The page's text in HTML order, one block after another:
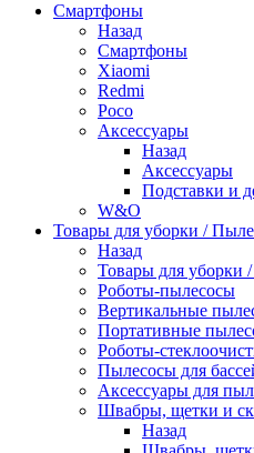
Смартфоны
Назад
Смартфоны
Xiaomi
Redmi
Poco
Аксессуары
Назад
Аксессуары
Подставки и
W&O
Товары для уборки /
Назад
Товары для уборки
Роботы-пылесосы
Вертикальные
Портативные
Роботы-
Пылесосы для
Аксессуары для
Швабры, щетки и
Назад